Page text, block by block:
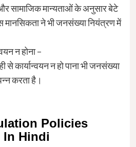
सामाजिक मान्यताओं के अनुसार बेटे
मानसिकता ने भी जनसंख्या नियंत्रण में
न होना –
कार्यान्वयन न हो पाना भी जनसंख्या
करता है।
Policies
In Hindi